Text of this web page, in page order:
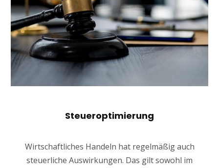
Steueroptimierung
Wirtschaftliches Handeln hat regelmäßig auch
steuerliche Auswirkungen. Das gilt sowohl im